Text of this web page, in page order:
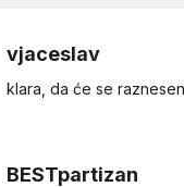
vjaceslav
klara, da će se
BESTpartizan